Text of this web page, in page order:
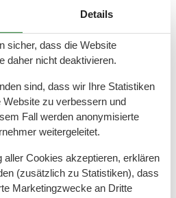
2
Details
sicher, dass die Website
daher nicht deaktivieren.
sind, dass wir Ihre Statistiken
Website zu verbessern und
Fall werden anonymisierte
weitergeleitet.
aller Cookies akzeptieren, erklären
(zusätzlich zu Statistiken), dass
Marketingzwecke an Dritte